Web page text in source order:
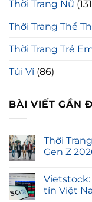
Thời Trang Nữ
Thời Trang Thể
Thời Trang Trẻ
Túi Ví(86)
BÀI VIẾT GẦN
Thời
Gen Z
tín Việt